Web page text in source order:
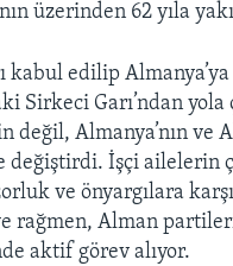
üzerinden 62 yıla
kabul edilip
Sirkeci Garı’ndan yola
değil, Almanya’nın ve
değiştirdi. İşçi ailelerin
ve önyargılara
rağmen, Alman
aktif görev alıyor.